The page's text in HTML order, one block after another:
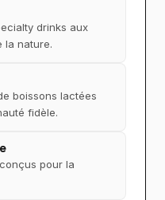
drinks aux
la nature.
boissons lactées
fidèle.
pour la